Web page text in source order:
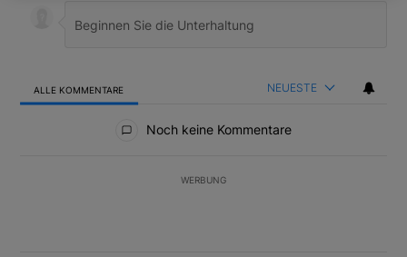
ALLE KOMMENTARE NEUESTE
Noch keine Kommentare
WERBUNG